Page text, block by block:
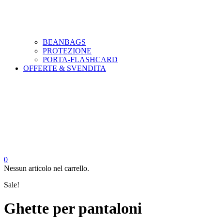
BEANBAGS
PROTEZIONE
PORTA-FLASHCARD
OFFERTE & SVENDITA
0
Nessun articolo nel carrello.
Sale!
Ghette per pantaloni